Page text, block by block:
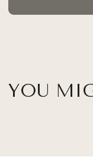
YOU